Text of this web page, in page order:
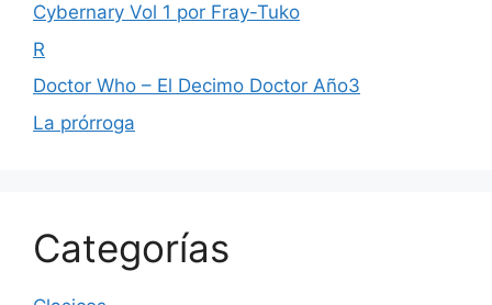
Cybernary Vol 1 por Fray-Tuko
R
Doctor Who – El Decimo Doctor Año3
La prórroga
Categorías